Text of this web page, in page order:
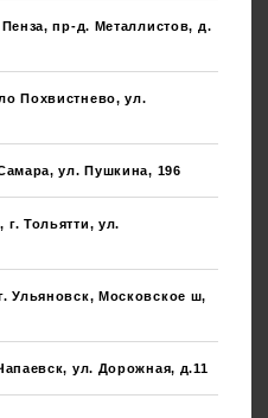
пр-д. Металлистов, д.
Похвистнево, ул.
ул. Пушкина, 196
г. Тольятти, ул.
Ульяновск, Московское ш,
ул. Дорожная, д.11